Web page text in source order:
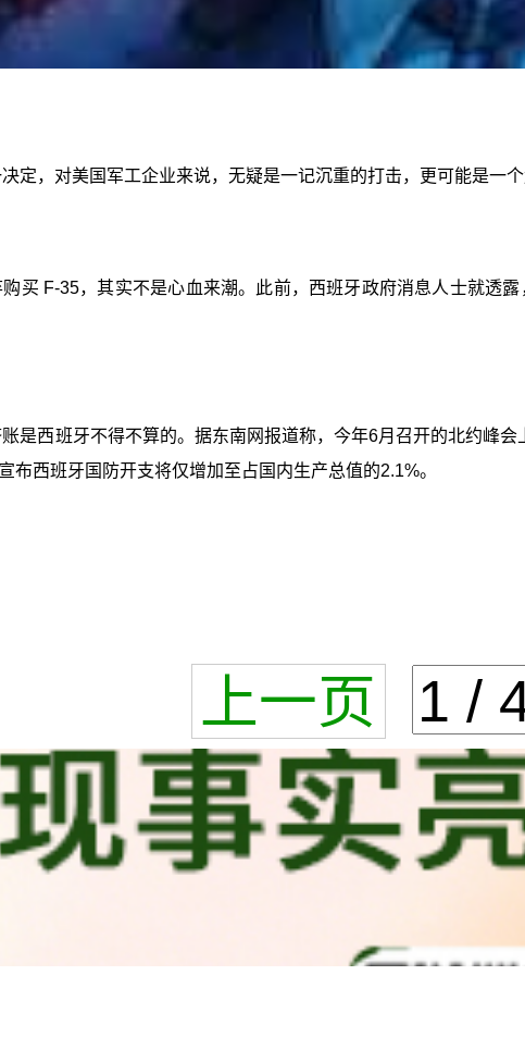
定，对美国军工企业来说，无疑是一记沉重的打击，更可能是一
买 F-35，其实不是心血来潮。此前，西班牙政府消息人士就透
是西班牙不得不算的。据东南网报道称，今年6月召开的北约峰
布西班牙国防开支将仅增加至占国内生产总值的2.1%。
上一页